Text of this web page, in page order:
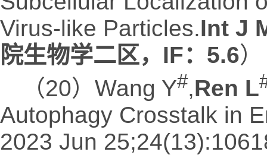
Virus-like Particles.Int J
院生物学二区，IF：5.6）
（20）Wang Y#,Ren L
Autophagy Crosstalk in
2023 Jun